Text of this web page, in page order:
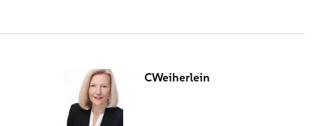
CWeiherlein